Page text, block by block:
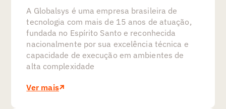
A Globalsys é uma empresa brasileira de
tecnologia com mais de 15 anos de atuação,
fundada no Espírito Santo e reconhecida
nacionalmente por sua excelência técnica e
capacidade de execução em ambientes de
alta complexidade
Ver mais